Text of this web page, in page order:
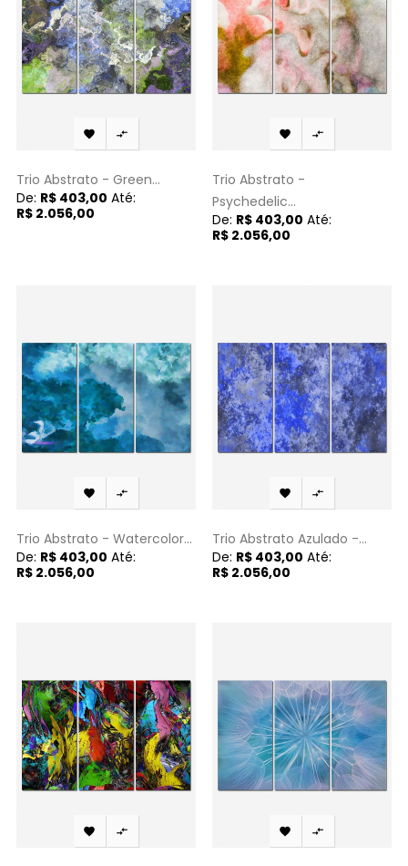
 
Trio Abstrato - Green...
De: R$ 403,00 Até:
R$ 2.056,00
 
Trio Abstrato -
Psychedelic...
De: R$ 403,00 Até:
R$ 2.056,00
 
Trio Abstrato - Watercolor...
De: R$ 403,00 Até:
R$ 2.056,00
 
Trio Abstrato Azulado -...
De: R$ 403,00 Até:
R$ 2.056,00
   